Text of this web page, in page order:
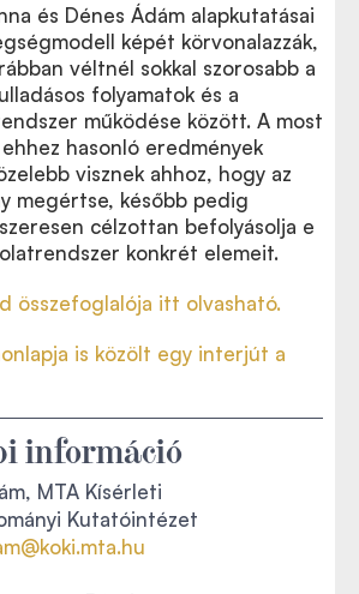
és Dénes Ádám alapkutatásai
képét körvonalazzák,
véltnél sokkal szorosabb a
folyamatok és a
működése között. A most
hasonló eredmények
visznek ahhoz, hogy az
megértse, később pedig
célzottan befolyásolja e
konkrét elemeit.
összefoglalója itt olvasható.
is közölt egy interjút a
információ
MTA Kísérleti
Kutatóintézet